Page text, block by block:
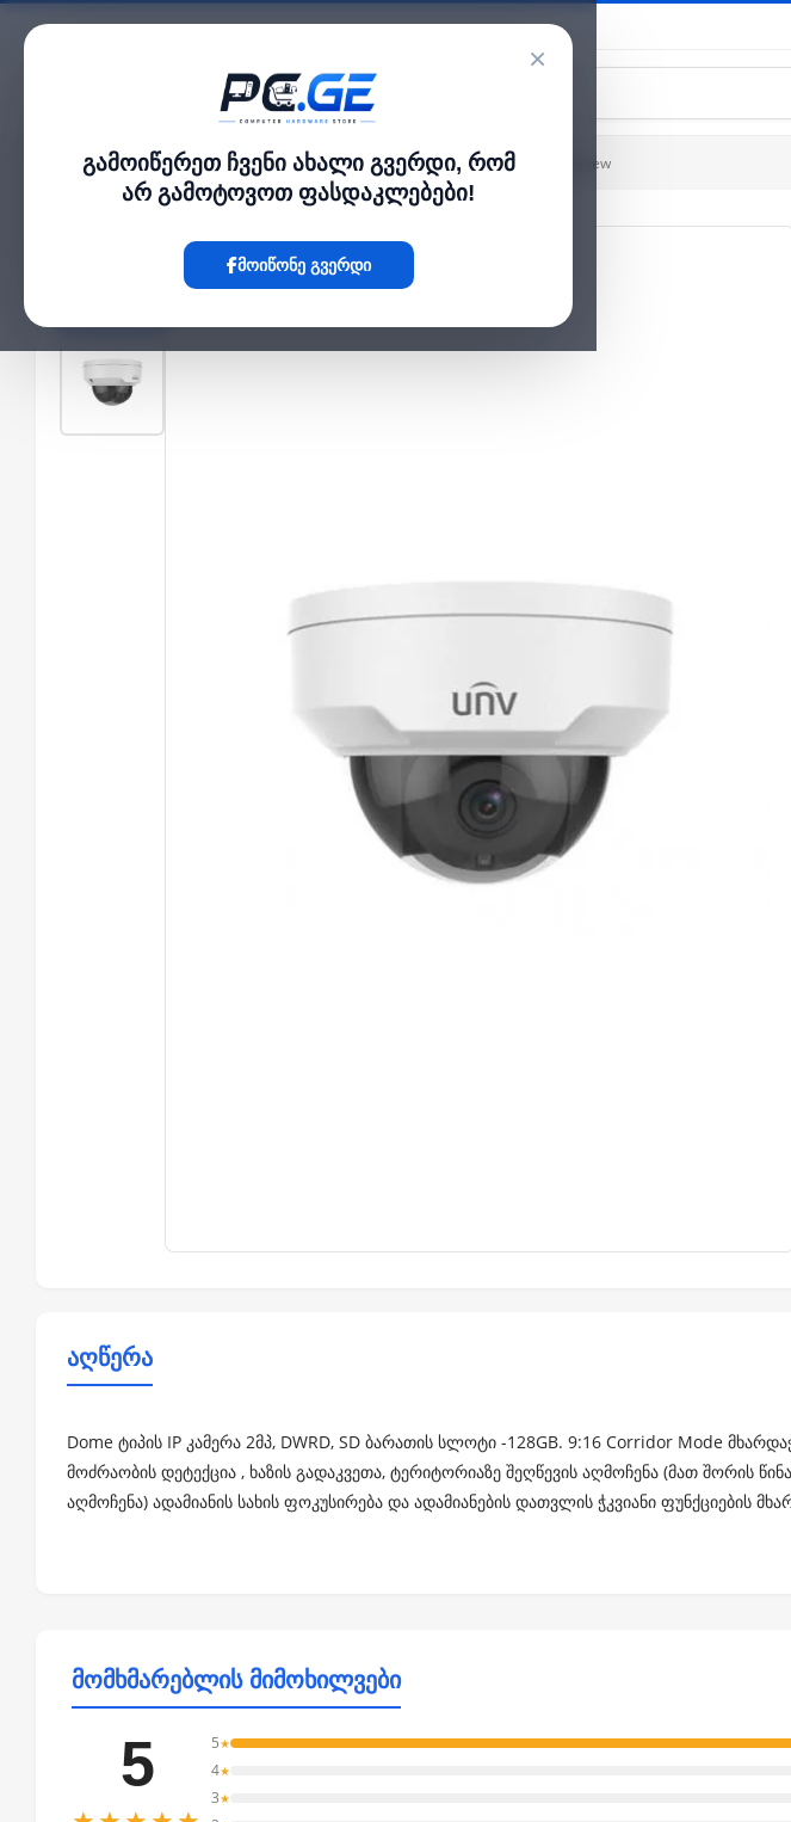
×
გამოიწერეთ ჩვენი ახალი გვერდი, რომ
არ გამოტოვოთ ფასდაკლებები!
მოიწონე გვერდი
კატალოგი
მთავარი›გარე IP კამერები›IP კამერა - 2მპ, 2.8მმ, Dome, SD, ANR, IK10, Smart, Uniview
აღწერა
Dome ტიპის IP კამერა 2მპ, DWRD, SD ბარათის სლოტი -128GB. 9:16 Corridor Mode
მოძრაობის დეტექცია , ხაზის გადაკვეთა, ტერიტორიაზე შეღწევის აღმოჩენა (მათ შორის
აღმოჩენა) ადამიანის სახის ფოკუსირება და ადამიანების დათვლის ჭკვიანი ფუნქციების
მომხმარებლის მიმოხილვები
5 5★
4★
3★